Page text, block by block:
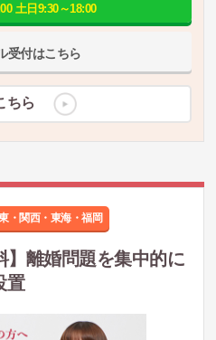
受付はこちら
土日9:30～18:00
ちら
・関西・東海・福岡
】離婚問題を集中的に
置